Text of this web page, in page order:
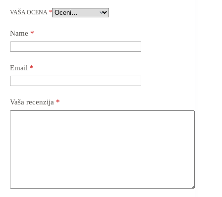
VAŠA OCENA *
Name *
Email *
Vaša recenzija *